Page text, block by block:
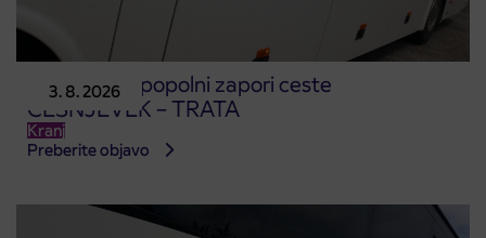
3. 8. 2026
Obvestilo o popolni zapori ceste
ČEŠNJEVEK – TRATA
Kranj
Preberite objavo